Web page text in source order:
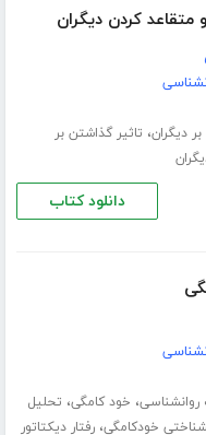
بر دیگران، تاثیر گذاشتن بر
دانلود کتاب
روانشناسی، خود کامگی، تحلیل
خودکامگی،رفتار دیکتاتور